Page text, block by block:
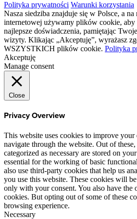
Polityka prywatności Warunki korzystania
Nasza siedziba znajduje się w Polsce, a na
internetowej używamy plików cookie,
najlepsze doświadczenia, pamiętając
wizyty. Klikając „Akceptuję”, wyrażasz
WSZYSTKICH plików cookie. Polityka
Akceptuję
Manage consent
Close
Privacy Overview
This website uses cookies to improve
navigate through the website. Out of
categorized as necessary are stored on
essential for the working of basic
also use third-party cookies that help us
you use this website. These cookies will
only with your consent. You also have the
cookies. But opting out of some of these
browsing experience.
Necessary